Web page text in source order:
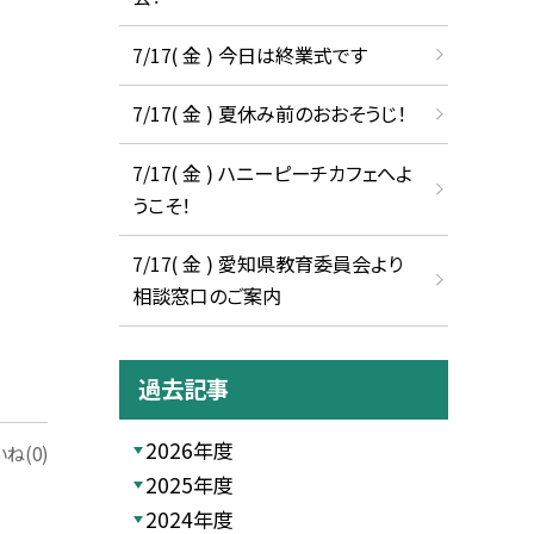
ね(0)
7/17( 金 ) 今日は終業式です
7/17( 金 ) 夏休み前のおおそうじ！
7/17( 金 ) ハニーピーチカフェへよ
うこそ！
7/17( 金 ) 愛知県教育委員会より
相談窓口のご案内
過去記事
2026年度
2025年度
2024年度